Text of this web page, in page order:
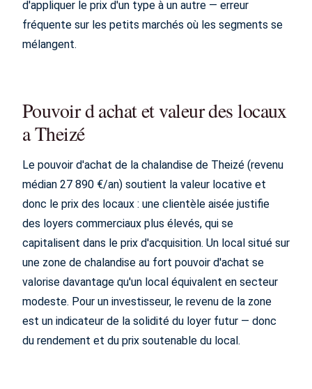
d'appliquer le prix d'un type à un autre — erreur
fréquente sur les petits marchés où les segments se
mélangent.
Pouvoir d achat et valeur des locaux
a Theizé
Le pouvoir d'achat de la chalandise de Theizé (revenu
médian 27 890 €/an) soutient la valeur locative et
donc le prix des locaux : une clientèle aisée justifie
des loyers commerciaux plus élevés, qui se
capitalisent dans le prix d'acquisition. Un local situé sur
une zone de chalandise au fort pouvoir d'achat se
valorise davantage qu'un local équivalent en secteur
modeste. Pour un investisseur, le revenu de la zone
est un indicateur de la solidité du loyer futur — donc
du rendement et du prix soutenable du local.